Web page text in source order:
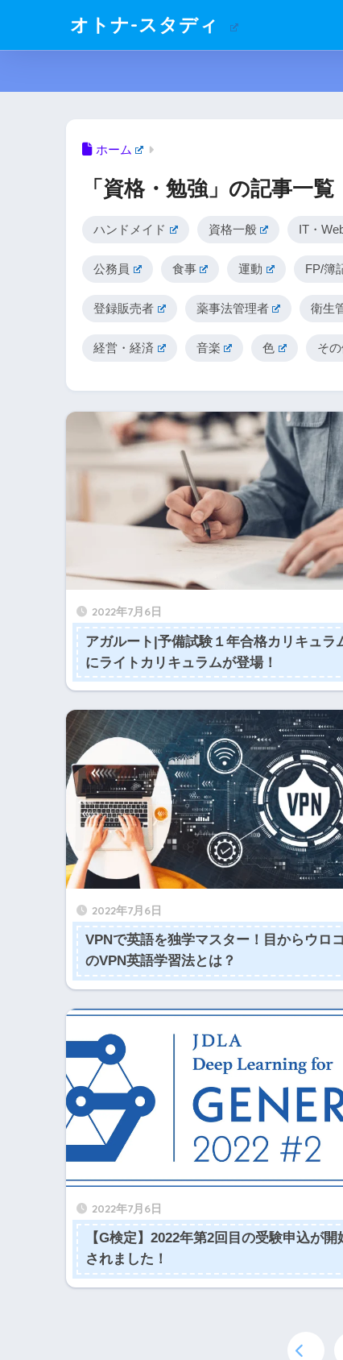
オトナ-スタディ
ホーム
「資格・勉強」の記事一覧
ハンドメイド 資格一般 IT・
公務員 食事 運動 FP/簿
登録販売者 薬事法管理者 衛生
経営・経済 音楽 色 そ
2022年7月6日
アガルート|予備試験１年合格カリキュラ
にライトカリキュラムが登場！
2022年7月6日
VPNで英語を独学マスター！目からウロコ
のVPN英語学習法とは？
2022年7月6日
【G検定】2022年第2回目の受験申込が開
されました！